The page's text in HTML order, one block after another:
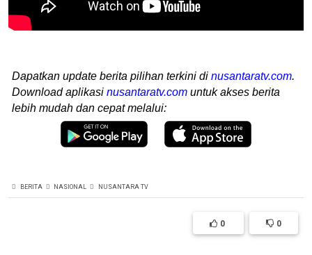
Dapatkan update berita pilihan terkini di nusantaratv.com.
Download aplikasi nusantaratv.com untuk akses berita
lebih mudah dan cepat melalui:
BERITA NASIONAL NUSANTARA TV
0 0